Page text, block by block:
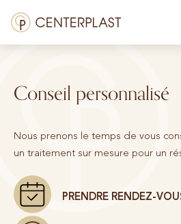
Aller
au
contenu
Menü
À propos de nous
Coûts
Contact
Conseil personnalisé
Nous prenons le temps de vous
un traitement sur mesure pour un
PRENDRE RENDEZ-